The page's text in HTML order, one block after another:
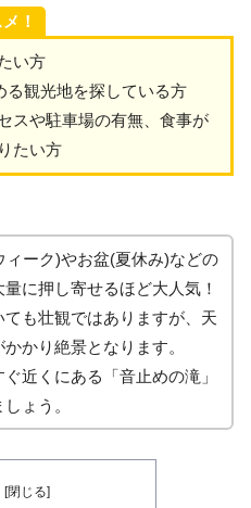
！
い方
る観光地を探している方
スや駐車場の有無、食事が
たい方
ィーク)やお盆(夏休み)などの
に押し寄せるほど大人気！
も壮観ではありますが、天
かり絶景となります。
ぐ近くにある「音止めの滝」
ょう。